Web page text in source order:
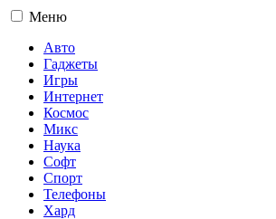
Меню
Авто
Гаджеты
Игры
Интернет
Космос
Микс
Наука
Софт
Спорт
Телефоны
Хард